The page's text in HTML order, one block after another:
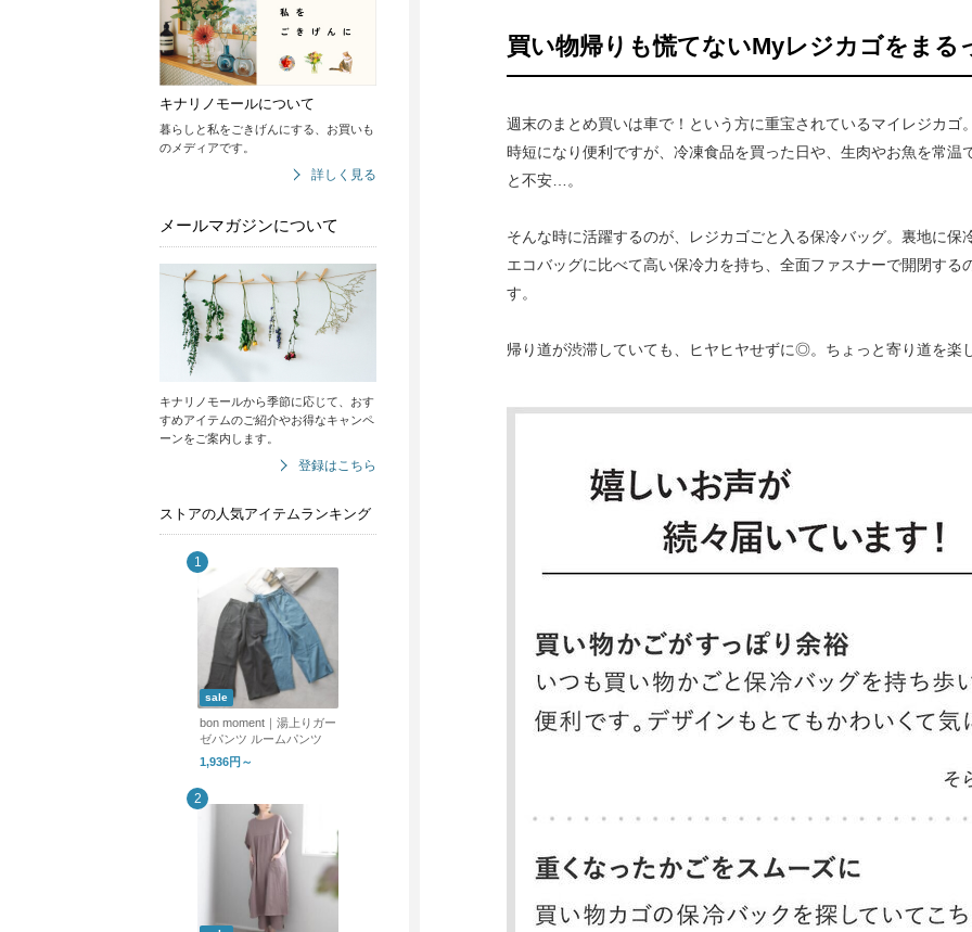
キナリノモールについて
暮らしと私をごきげんにする、お買いも
のメディアです。
詳しく見る
メールマガジンについて
キナリノモールから季節に応じて、おす
すめアイテムのご紹介やお得なキャンペ
ーンをご案内します。
登録はこちら
ストアの人気アイテムランキング
sale
bon moment｜湯上りガー
ゼパンツ ルームパンツ
1,936円～
買い物帰りも慌てないMyレジカゴをまる
週末のまとめ買いは車で！という方に重宝されているマイレジカゴ
時短になり便利ですが、冷凍食品を買った日や、生肉やお魚を常温
と不安…。
そんな時に活躍するのが、レジカゴごと入る保冷バッグ。裏地に保
エコバッグに比べて高い保冷力を持ち、全面ファスナーで開閉する
す。
帰り道が渋滞していても、ヒヤヒヤせずに◎。ちょっと寄り道を楽